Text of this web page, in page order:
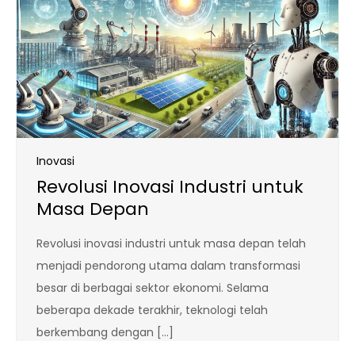
Inovasi
Revolusi Inovasi Industri untuk
Masa Depan
Revolusi inovasi industri untuk masa depan telah
menjadi pendorong utama dalam transformasi
besar di berbagai sektor ekonomi. Selama
beberapa dekade terakhir, teknologi telah
berkembang dengan […]